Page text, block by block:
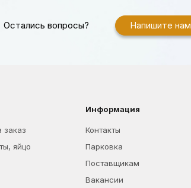
Остались вопросы? Напишите нам
заказ
яйцо
Информация
Контакты
Парковка
Поставщикам
Вакансии